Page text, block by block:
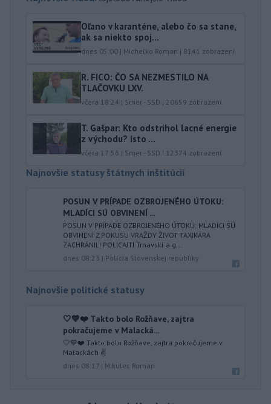
Oľano v karanténe, alebo čo sa stane,
ak sa niekto spoj...
dnes 05:00 | Michelko Roman | 8141 zobrazení
R. FICO: ČO SA NEZMESTILO NA
TLAČOVKU LXV.
včera 18:24 | Smer - SSD | 20659 zobrazení
T. Gašpar: Kto odstrihol lacné energie
z východu? Isto ...
včera 17:56 | Smer - SSD | 12374 zobrazení
Najnovšie statusy štátnych inštitúcií
POSUN V PRÍPADE OZBROJENÉHO ÚTOKU:
MLADÍCI SÚ OBVINENÍ ...
POSUN V PRÍPADE OZBROJENÉHO ÚTOKU: MLADÍCI SÚ
OBVINENÍ Z POKUSU VRAŽDY ŽIVOT TAXIKÁRA
ZACHRÁNILI POLICAJTI Trnavskí a g...
dnes 08:23 | Polícia Slovenskej republiky
Najnovšie politické statusy
🤍💙❤️ Takto bolo Rožňave, zajtra
pokračujeme v Malacká...
🤍💙❤️ Takto bolo Rožňave, zajtra pokračujeme v
Malackách ✌️
dnes 08:17 | Mikulec Roman